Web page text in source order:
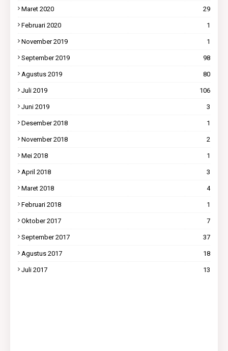
Maret 2020 29
Februari 2020 1
November 2019 1
September 2019 98
Agustus 2019 80
Juli 2019 106
Juni 2019 3
Desember 2018 1
November 2018 2
Mei 2018 1
April 2018 3
Maret 2018 4
Februari 2018 1
Oktober 2017 7
September 2017 37
Agustus 2017 18
Juli 2017 13